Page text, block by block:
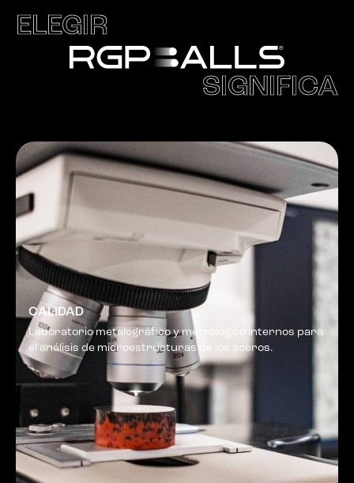
ELEGIR
SIGNIFICA
CALIDAD
Laboratorio metalográfico y metrológico internos para
el análisis de microestructuras de los aceros.